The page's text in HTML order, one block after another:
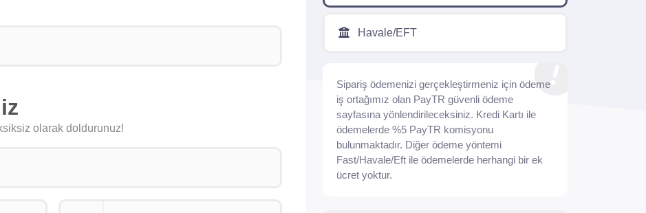
olarak doldurunuz!
Havale/EFT
Sipariş ödemenizi gerçekleştirmeniz için ödeme
iş ortağımız olan PayTR güvenli ödeme
sayfasına yönlendirileceksiniz. Kredi Kartı ile
ödemelerde %5 PayTR komisyonu
bulunmaktadır. Diğer ödeme yöntemi
Fast/Havale/Eft ile ödemelerde herhangi bir ek
ücret yoktur.